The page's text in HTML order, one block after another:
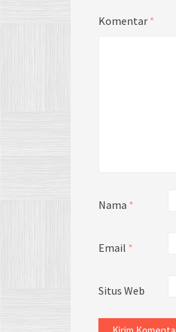
Komentar *
Nama *
Email *
Situs Web